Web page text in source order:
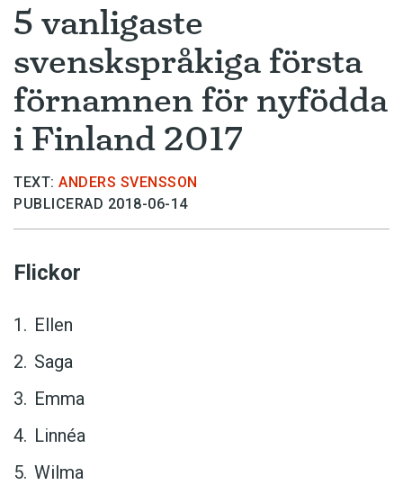
5 vanligaste
svenskspråkiga första
förnamnen för nyfödda
i Finland 2017
TEXT: ANDERS SVENSSON
PUBLICERAD 2018-06-14
Flickor
Ellen
Saga
Emma
Linnéa
Wilma